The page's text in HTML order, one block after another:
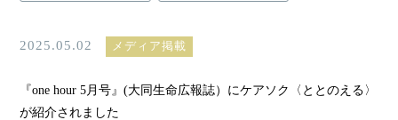
2025.05.02 メディア掲載
『one hour 5月号』(大同生命広報誌）にケアソク〈ととのえる〉
が紹介されました